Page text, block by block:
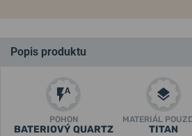
Popis produktu
POHON
BATERIOVÝ QUARTZ
MATERIÁL
TITAN